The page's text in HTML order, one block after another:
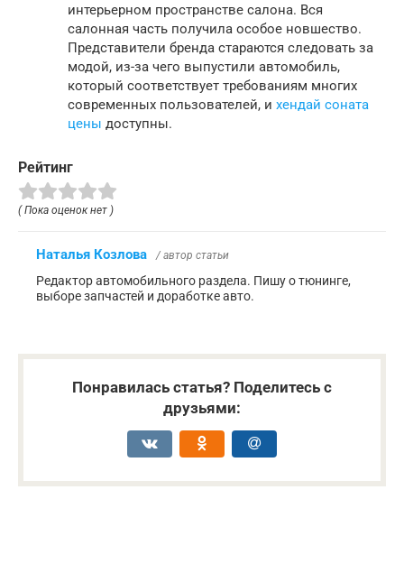
интерьерном пространстве салона. Вся
салонная часть получила особое новшество.
Представители бренда стараются следовать за
модой, из-за чего выпустили автомобиль,
который соответствует требованиям многих
современных пользователей, и хендай соната
цены доступны.
Рейтинг
( Пока оценок нет )
Наталья Козлова / автор статьи
Редактор автомобильного раздела. Пишу о тюнинге,
выборе запчастей и доработке авто.
Понравилась статья? Поделитесь с
друзьями: